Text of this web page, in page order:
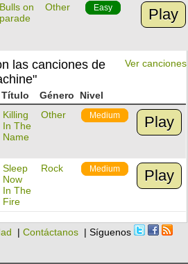
Bulls on
parade
Other Easy Play
Ver canciones
las canciones de
Título Género
Nivel
Killing
In The
Name
Other Medium Play
Sleep
Now
In The
Fire
Rock Medium Play
|Contáctanos | Síguenos